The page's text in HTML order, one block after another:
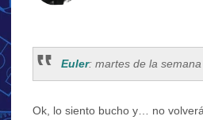
Euler: martes de la
Ok, lo siento bucho y… no